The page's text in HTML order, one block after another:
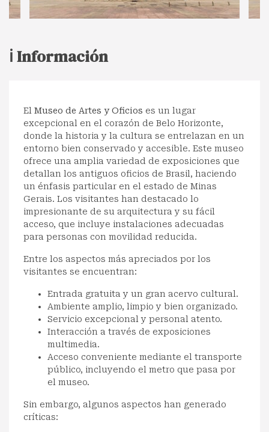
ℹ️ Información
El Museo de Artes y Oficios es un lugar
excepcional en el corazón de Belo Horizonte,
donde la historia y la cultura se entrelazan en un
entorno bien conservado y accesible. Este museo
ofrece una amplia variedad de exposiciones que
detallan los antiguos oficios de Brasil, haciendo
un énfasis particular en el estado de Minas
Gerais. Los visitantes han destacado lo
impresionante de su arquitectura y su fácil
acceso, que incluye instalaciones adecuadas
para personas con movilidad reducida.
Entre los aspectos más apreciados por los
visitantes se encuentran:
Entrada gratuita y un gran acervo cultural.
Ambiente amplio, limpio y bien organizado.
Servicio excepcional y personal atento.
Interacción a través de exposiciones
multimedia.
Acceso conveniente mediante el transporte
público, incluyendo el metro que pasa por
el museo.
Sin embargo, algunos aspectos han generado
críticas: